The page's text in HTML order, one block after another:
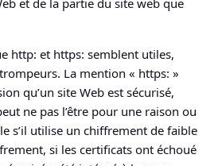
et de la partie du site web que
http: et https: semblent utiles,
La mention « https: »
qu’un site Web est sécurisé,
ne pas l’être pour une raison ou
s’il utilise un chiffrement de faible
si les certificats ont échoué